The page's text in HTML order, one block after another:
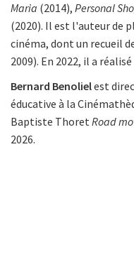
Maria (2014), Personal
(2020). Il est l'auteur de
cinéma, dont un recueil
2009). En 2022, il a
Bernard Benolielest
éducative à la
Baptiste ThoretRoad
2026.